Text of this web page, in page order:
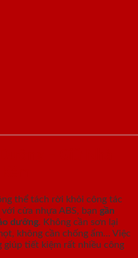
thể tách rời khỏi công tác
cửa nhựa ABS, bạn gần
dưỡng. Không cần sơn lại
không cần chống ẩm… Việc
giúp tiết kiệm rất nhiều công